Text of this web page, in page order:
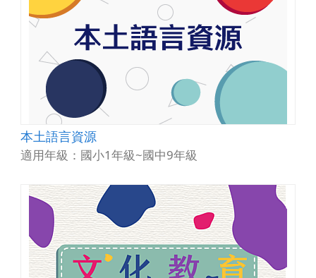
本土語言資源
適用年級：國小1年級~國中9年級